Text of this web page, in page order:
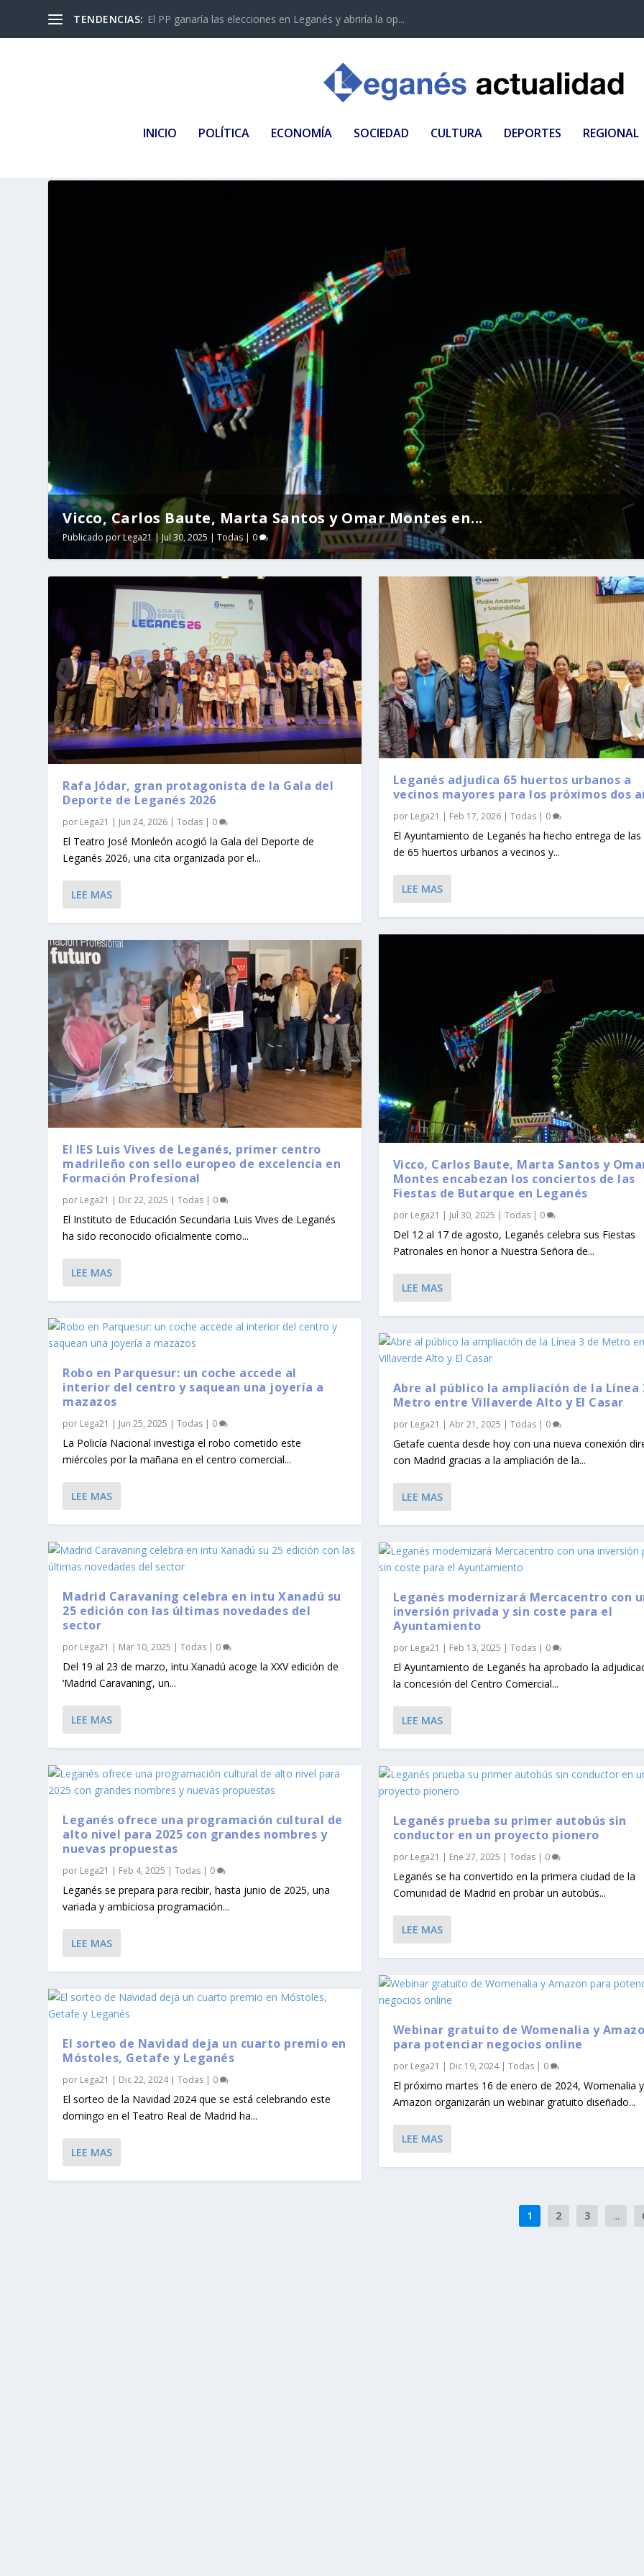
TENDENCIAS: El PP ganaría las elecciones en Leganés y abriría la op...
INICIO POLÍTICA ECONOMÍA SOCIEDAD CULTURA DEPORTES REGIONAL
Vicco, Carlos Baute, Marta Santos y Omar Montes en...
Publicado porLega21 |Jul 30, 2025 |Todas| 0
Madrid recuerda a los conductores la necesidad de ...
La incidencia de Covid se desboca y se vuelve a du...
Rafa Jódar, gran protagonista de la Gala del
Deporte de Leganés 2026
por Lega21 | Jun 24, 2026 |Todas | 0
El Teatro José Monleón acogió la Gala del Deporte de
Leganés 2026, una cita organizada por el...
LEE MAS
El IES Luis Vives de Leganés, primer centro
madrileño con sello europeo de excelencia en
Formación Profesional
por Lega21 | Dic 22, 2025 |Todas | 0
El Instituto de Educación Secundaria Luis Vives de Leganés
ha sido reconocido oficialmente como...
LEE MAS
Robo en Parquesur: un coche accede al
interior del centro y saquean una joyería a
mazazos
por Lega21 | Jun 25, 2025 |Todas | 0
La Policía Nacional investiga el robo cometido este
miércoles por la mañana en el centro comercial...
LEE MAS
Madrid Caravaning celebra en intu Xanadú su
25 edición con las últimas novedades del
sector
por Lega21 | Mar 10, 2025 |Todas | 0
Del 19 al 23 de marzo, intu Xanadú acoge la XXV edición de
‘Madrid Caravaning’, un...
LEE MAS
Leganés ofrece una programación cultural de
alto nivel para 2025 con grandes nombres y
nuevas propuestas
por Lega21 | Feb 4, 2025 |Todas | 0
Leganés se prepara para recibir, hasta junio de 2025, una
variada y ambiciosa programación...
LEE MAS
El sorteo de Navidad deja un cuarto premio en
Móstoles, Getafe y Leganés
por Lega21 | Dic 22, 2024|Todas | 0
El sorteo de la Navidad 2024 que se está celebrando este
domingo en el Teatro Real de Madrid ha...
LEE MAS
Leganés adjudica 65 huertos urbanos a
vecinos mayores para los próximos dos
por Lega21 | Feb 17, 2026| Todas| 0
El Ayuntamiento de Leganés ha hecho entrega de las
de 65 huertos urbanos a vecinos y...
LEE MAS
Vicco, Carlos Baute, Marta Santos y
Montes encabezan los conciertos de las
Fiestas de Butarque en Leganés
por Lega21 | Jul 30, 2025 | Todas| 0
Del 12 al 17 de agosto, Leganés celebra sus Fiestas
Patronales en honor a Nuestra Señora de...
LEE MAS
Abre al público la ampliación de la Línea
Metro entre Villaverde Alto y El Casar
por Lega21 | Abr 21, 2025 | Todas| 0
Getafe cuenta desde hoy con una nueva conexión
con Madrid gracias a la ampliación de la...
LEE MAS
Leganés modernizará Mercacentro con
inversión privada y sin coste para el
Ayuntamiento
por Lega21 | Feb 13, 2025 | Todas| 0
El Ayuntamiento de Leganés ha aprobado la
la concesión del Centro Comercial...
LEE MAS
Leganés prueba su primer autobús sin
conductor en un proyecto pionero
por Lega21 | Ene 27, 2025 | Todas| 0
Leganés se ha convertido en la primera ciudad de la
Comunidad de Madrid en probar un autobús...
LEE MAS
Webinar gratuito de Womenalia y
para potenciar negocios online
por Lega21 | Dic 19, 2024| Todas| 0
El próximo martes 16 de enero de 2024, Womenalia y
Amazon organizarán un webinar gratuito diseñado...
LEE MAS
1 2 3 ...